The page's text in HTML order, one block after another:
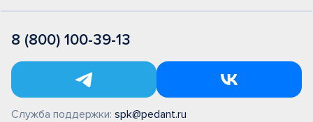
8 (800) 100-39-13
Служба поддержки: spk@pedant.ru